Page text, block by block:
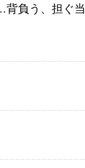
背負う、担ぐ当